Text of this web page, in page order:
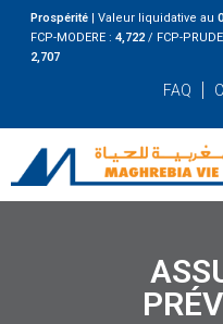
Prospérité | Valeur liquidative au
FCP-MODERE :4,722/ FCP-
2,707
FAQ